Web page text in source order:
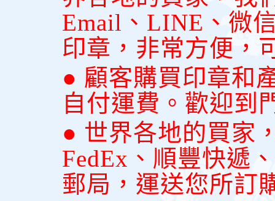
Email、LINE、微
印章，非常方便，
● 顧客購買印章和
自付運費。歡迎到
● 世界各地的買家
FedEx、順豐快遞
郵局，運送您所訂